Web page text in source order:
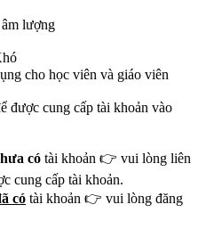
lượng
cho học viên và giáo viên
được cung cấp tài khoản vào
có tài khoản 👉 vui lòng liên
cung cấp tài khoản.
có tài khoản 👉 vui lòng đăng